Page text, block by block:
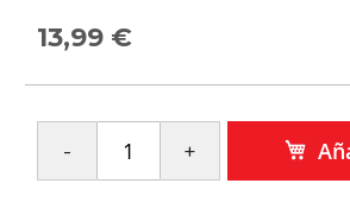
13,99 €